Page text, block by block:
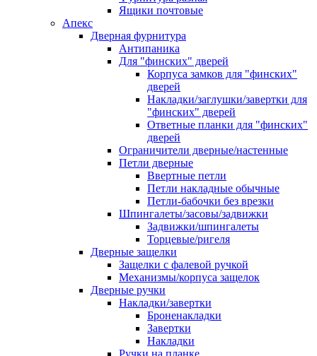
Ящики почтовые
Апекс
Дверная фурнитура
Антипаника
Для "финских" дверей
Корпуса замков для "финских"
дверей
Накладки/заглушки/завертки для
"финских" дверей
Ответные планки для "финских"
дверей
Ограничители дверные/настенные
Петли дверные
Ввертные петли
Петли накладные обычные
Петли-бабочки без врезки
Шпингалеты/засовы/задвижки
Задвижки/шпингалеты
Торцевые/ригеля
Дверные защелки
Защелки с фалевой ручкой
Механизмы/корпуса защелок
Дверные ручки
Накладки/завертки
Броненакладки
Завертки
Накладки